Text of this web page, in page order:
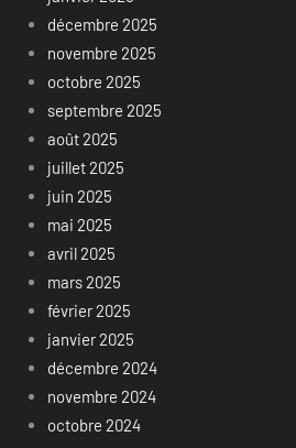
décembre 2025
novembre 2025
octobre 2025
septembre 2025
août 2025
juillet 2025
juin 2025
mai 2025
avril 2025
mars 2025
février 2025
janvier 2025
décembre 2024
novembre 2024
octobre 2024